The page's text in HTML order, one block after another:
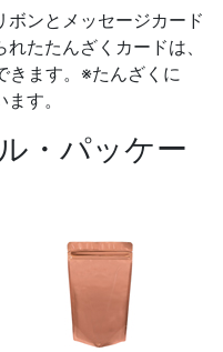
ボンとメッセージカード
たたんざくカードは、
きます。※たんざくに
す。
・パッケー